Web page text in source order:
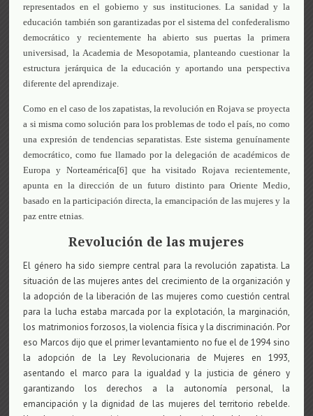
representados en el gobierno y sus instituciones. La sanidad y la
educación también son garantizadas por el sistema del confederalismo
democrático y recientemente ha abierto sus puertas la primera
universisad, la Academia de Mesopotamia, planteando cuestionar la
estructura jerárquica de la educación y aportando una perspectiva
diferente del aprendizaje.
Como en el caso de los zapatistas, la revolución en Rojava se proyecta
a si misma como solución para los problemas de todo el país, no como
una expresión de tendencias separatistas. Este sistema genuínamente
democrático, como fue llamado por la delegación de académicos de
Europa y Norteamérica[6] que ha visitado Rojava recientemente,
apunta en la dirección de un futuro distinto para Oriente Medio,
basado en la participación directa, la emancipación de las mujeres y la
paz entre etnias.
Revolución de las mujeres
El género ha sido siempre central para la revolución zapatista. La
situación de las mujeres antes del crecimiento de la organización y
la adopción de la liberación de las mujeres como cuestión central
para la lucha estaba marcada por la explotación, la marginación,
los matrimonios forzosos, la violencia física y la discriminación. Por
eso Marcos dijo que el primer levantamiento no fue el de 1994 sino
la adopción de la Ley Revolucionaria de Mujeres en 1993,
asentando el marco para la igualdad y la justicia de género y
garantizando los derechos a la autonomía personal, la
emancipación y la dignidad de las mujeres del territorio rebelde.